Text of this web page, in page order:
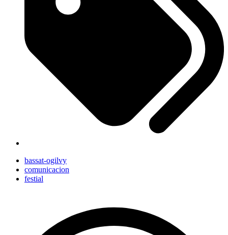
bassat-ogilvy
comunicacion
festial